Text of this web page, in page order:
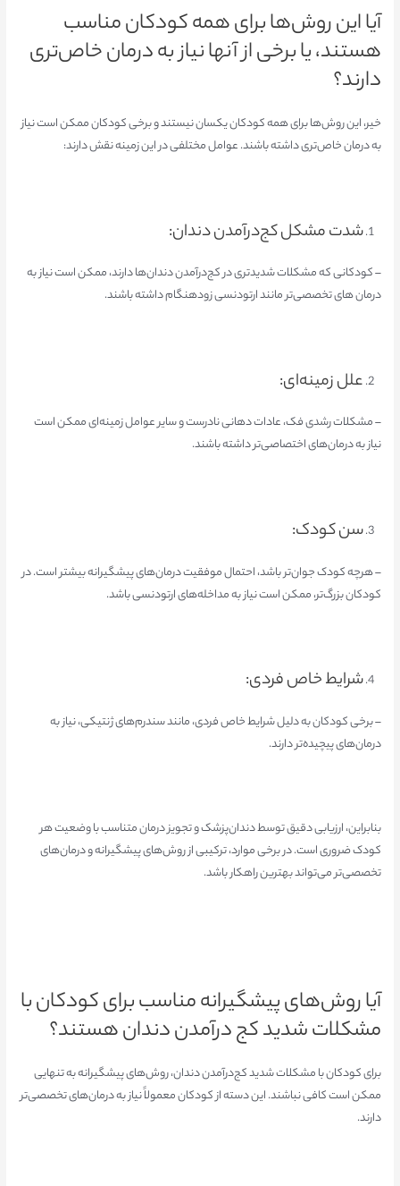
آیا این روش‌ها برای همه کودکان مناسب
هستند، یا برخی از آنها نیاز به درمان خاص‌تری
دارند؟
خیر، این روش‌ها برای همه کودکان یکسان نیستند و برخی کودکان ممکن است نیاز
به درمان خاص‌تری داشته باشند. عوامل مختلفی در این زمینه نقش دارند:
شدت مشکل کج‌درآمدن دندان:
– کودکانی که مشکلات شدیدتری در کج‌درآمدن دندان‌ها دارند، ممکن است نیاز به
درمان های تخصصی‌تر مانند ارتودنسی زودهنگام داشته باشند.
علل زمینه‌ای:
– مشکلات رشدی فک، عادات دهانی نادرست و سایر عوامل زمینه‌ای ممکن است
نیاز به درمان‌های اختصاصی‌تر داشته باشند.
سن کودک:
– هرچه کودک جوان‌تر باشد، احتمال موفقیت درمان‌های پیشگیرانه بیشتر است. در
کودکان بزرگ‌تر، ممکن است نیاز به مداخله‌های ارتودنسی باشد.
شرایط خاص فردی:
– برخی کودکان به دلیل شرایط خاص فردی، مانند سندرم‌های ژنتیکی، نیاز به
درمان‌های پیچیده‌تر دارند.
بنابراین، ارزیابی دقیق توسط دندان‌پزشک و تجویز درمان متناسب با وضعیت هر
کودک ضروری است. در برخی موارد، ترکیبی از روش‌های پیشگیرانه و درمان‌های
تخصصی‌تر می‌تواند بهترین راهکار باشد.
آیا روش‌های پیشگیرانه مناسب برای کودکان با
مشکلات شدید کج‌ درآمدن دندان هستند؟
برای کودکان با مشکلات شدید کج‌درآمدن دندان، روش‌های پیشگیرانه به تنهایی
ممکن است کافی نباشند. این دسته از کودکان معمولاً نیاز به درمان‌های تخصصی‌تر
دارند.